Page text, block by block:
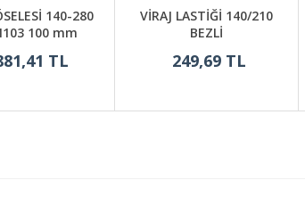
140-280
100 mm
TL
VİRAJ LASTİĞİ 140/210
BEZLİ
249,69 TL